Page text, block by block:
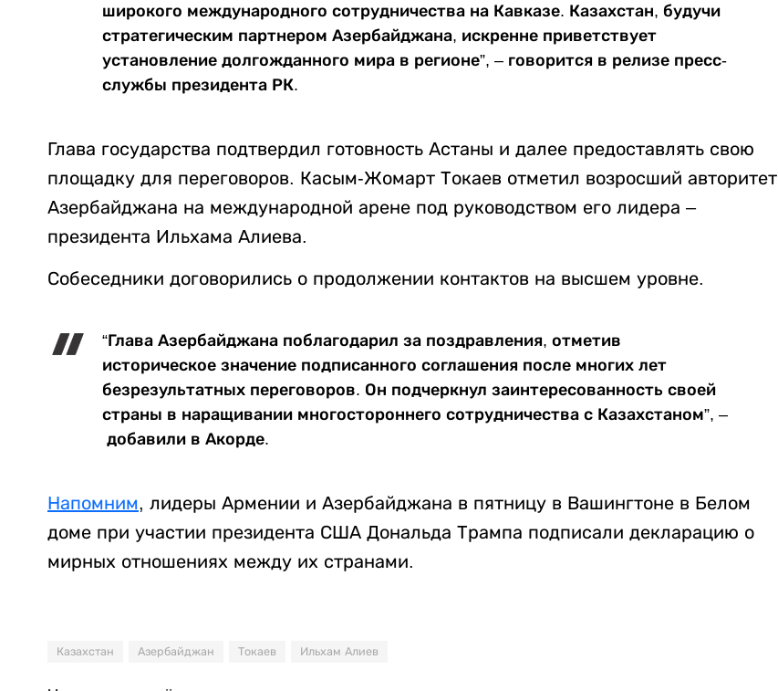
широкого международного сотрудничества на Кавказе. Казахстан, будучи
стратегическим партнером Азербайджана, искренне приветствует
установление долгожданного мира в регионе”, – говорится в релизе пресс-
службы президента РК.
Глава государства подтвердил готовность Астаны и далее предоставлять свою
площадку для переговоров. Касым-Жомарт Токаев отметил возросший авторитет
Азербайджана на международной арене под руководством его лидера –
президента Ильхама Алиева.
Собеседники договорились о продолжении контактов на высшем уровне.
“Глава Азербайджана поблагодарил за поздравления, отметив
историческое значение подписанного соглашения после многих лет
безрезультатных переговоров. Он подчеркнул заинтересованность своей
страны в наращивании многостороннего сотрудничества с Казахстаном”, –
добавили в Акорде.
Напомним, лидеры Армении и Азербайджана в пятницу в Вашингтоне в Белом
доме при участии президента США Дональда Трампа подписали декларацию о
мирных отношениях между их странами.
Казахстан Азербайджан Токаев Ильхам Алиев